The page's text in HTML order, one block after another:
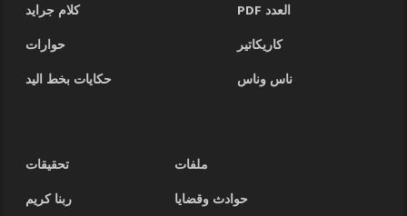
العدد PDF
كلام جرايد
كاريكاتير
حوارات
ناس وناس
حكايات بخط اليد
ملفات
تحقيقات
حوادث وقضايا
ربنا كريم